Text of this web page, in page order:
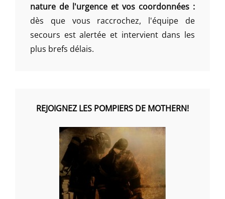
nature de l'urgence et vos coordonnées :
dès que vous raccrochez, l'équipe de
secours est alertée et intervient dans les
plus brefs délais.
REJOIGNEZ LES POMPIERS DE MOTHERN!